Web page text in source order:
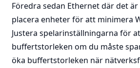
Föredra sedan Ethernet där det
placera enheter för att minimera
Justera spelarinställningarna för
buffertstorleken om du måste
öka buffertstorleken när